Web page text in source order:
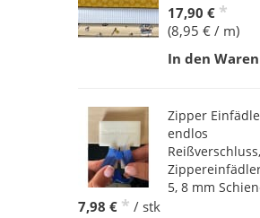
17,90 € *
(8,95 € / m)
In den
Zipper
endlos
Reißverschluss,
5, 8 mm
7,98 € * / stk